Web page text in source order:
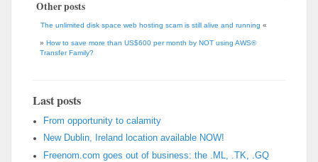
Other posts
The unlimited disk space web hosting scam is still alive and running «
» How to save more than US$600 per month by NOT using AWS®
Transfer Family?
Last posts
From opportunity to calamity
New Dublin, Ireland location available NOW!
Freenom.com goes out of business: the .ML, .TK, .GQ